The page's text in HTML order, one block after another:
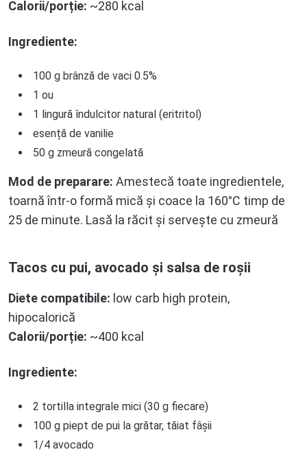
Calorii/porție: ~280 kcal
Ingrediente:
100 g brânză de vaci 0.5%
1 ou
1 lingură îndulcitor natural (eritritol)
esență de vanilie
50 g zmeură congelată
Mod de preparare: Amestecă toate ingredientele,
toarnă într-o formă mică și coace la 160°C timp de
25 de minute. Lasă la răcit și servește cu zmeură
Tacos cu pui, avocado și salsa de roșii
Diete compatibile: low carb high protein,
hipocalorică
Calorii/porție: ~400 kcal
Ingrediente:
2 tortilla integrale mici (30 g fiecare)
100 g piept de pui la grătar, tăiat fâșii
1/4 avocado